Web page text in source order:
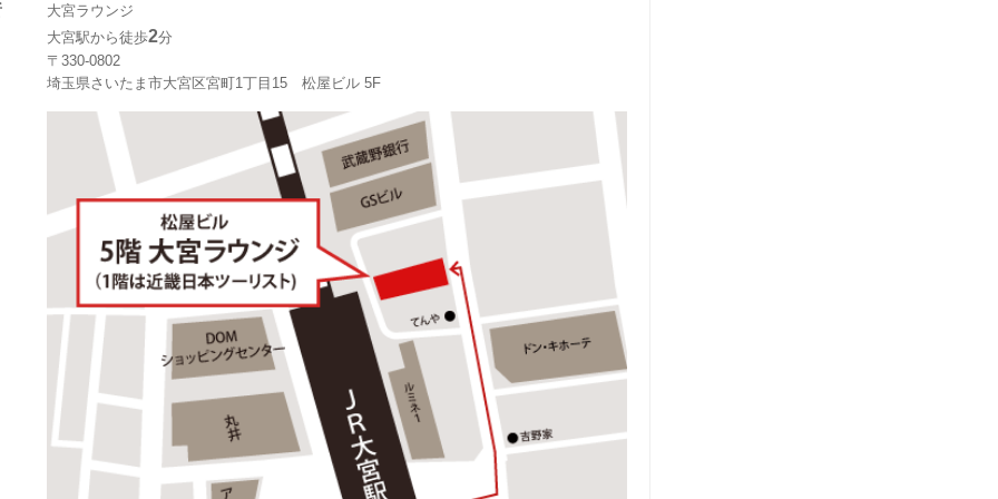
大宮ラウンジ
大宮駅から徒歩2分
〒330-0802
埼玉県さいたま市大宮区宮町1丁目15 松屋ビル 5F